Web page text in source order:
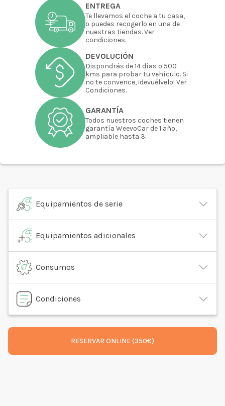
ENTREGA
Te llevamos el coche a tu casa,
o puedes recogerlo en una de
nuestras tiendas. Ver
condiciones.
DEVOLUCIÓN
Dispondrás de 14 días o 500
kms para probar tu vehículo. Si
no te convence, ¡devuélvelo! Ver
Condiciones.
GARANTÍA
Todos nuestros coches tienen
garantía WeevoCar de 1 año,
ampliable hasta 3.
Equipamientos de serie
Equipamientos adicionales
Consumos
Condiciones
RESERVAR ONLINE (350€)